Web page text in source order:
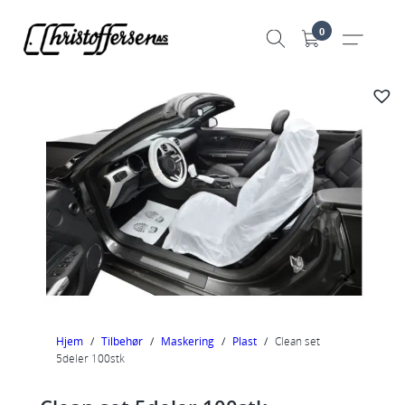
0
Hjem / Tilbehør / Maskering / Plast / Clean set
5deler 100stk